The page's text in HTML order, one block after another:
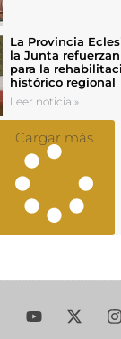
La Provincia
la Junta
para la
histórico regional
Leer noticia »
Cargar más